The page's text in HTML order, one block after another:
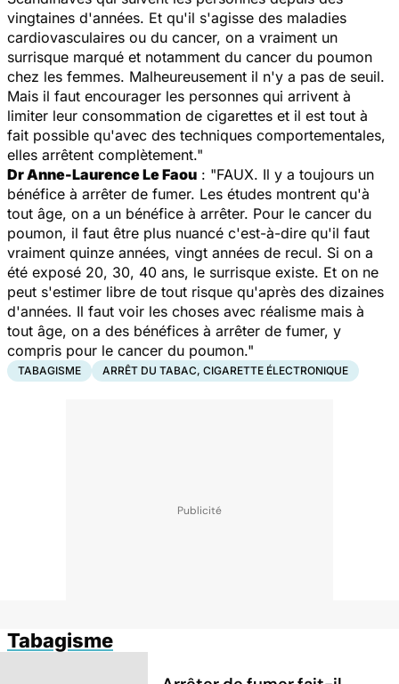
vingtaines d'années. Et qu'il s'agisse des maladies
cardiovasculaires ou du cancer, on a vraiment un
surrisque marqué et notamment du cancer du poumon
chez les femmes. Malheureusement il n'y a pas de seuil.
Mais il faut encourager les personnes qui arrivent à
limiter leur consommation de cigarettes et il est tout à
fait possible qu'avec des techniques comportementales,
elles arrêtent complètement."
Dr Anne-Laurence Le Faou : "FAUX. Il y a toujours un
bénéfice à arrêter de fumer. Les études montrent qu'à
tout âge, on a un bénéfice à arrêter. Pour le cancer du
poumon, il faut être plus nuancé c'est-à-dire qu'il faut
vraiment quinze années, vingt années de recul. Si on a
été exposé 20, 30, 40 ans, le surrisque existe. Et on ne
peut s'estimer libre de tout risque qu'après des dizaines
d'années. Il faut voir les choses avec réalisme mais à
tout âge, on a des bénéfices à arrêter de fumer, y
compris pour le cancer du poumon."
TABAGISME ARRÊT DU TABAC, CIGARETTE ÉLECTRONIQUE
Tabagisme